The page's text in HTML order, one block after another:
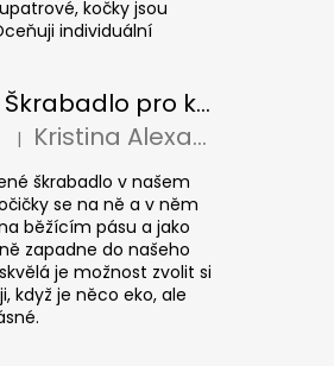
kočky jsou
individuální
Škrabadlo pro kočky CUBE Colour
Hodnocení produktu je 5 z 5 hvězdiček.
| Kristina Alexandrová
škrabadlo v našem
se na ně a v něm
běžícím pásu a jako
zapadne do našeho
je možnost zvolit si
když je něco eko, ale